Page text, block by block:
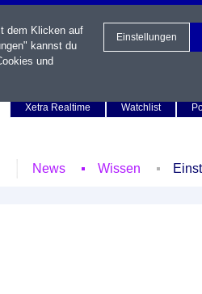
Xetra Realtime
Watchlist
News Wissen
dem Klicken auf
kannst du
und
Einstellungen